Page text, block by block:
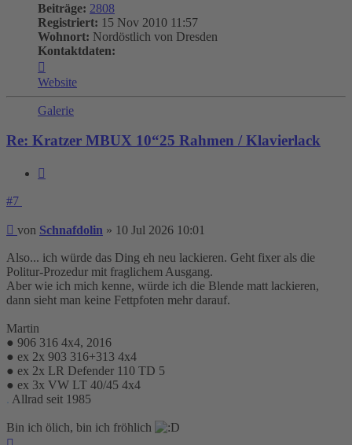
Beiträge: 2808
Registriert: 15 Nov 2010 11:57
Wohnort: Nordöstlich von Dresden
Kontaktdaten:
von
Schnafdolin
Website
Galerie
Re: Kratzer MBUX 10“25 Rahmen / Klavierlack
#7
Beitrag
von Schnafdolin » 10 Jul 2026 10:01
Also... ich würde das Ding eh neu lackieren. Geht fixer als die
Politur-Prozedur mit fraglichem Ausgang.
Aber wie ich mich kenne, würde ich die Blende matt lackieren,
dann sieht man keine Fettpfoten mehr darauf.
Martin
● 906 316 4x4, 2016
● ex 2x 903 316+313 4x4
● ex 2x LR Defender 110 TD 5
● ex 3x VW LT 40/45 4x4
. Allrad seit 1985
Bin ich ölich, bin ich fröhlich